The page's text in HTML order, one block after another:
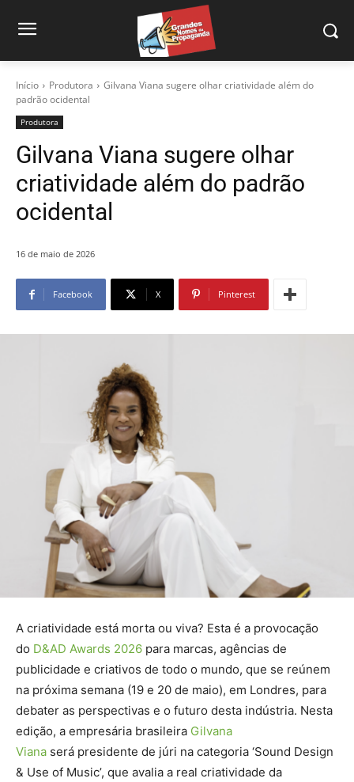
Início Produtora
Gilvana Viana sugere olhar criatividade além do
padrão ocidental
Produtora
Gilvana Viana sugere olhar
criatividade além do padrão
ocidental
16 de maio de 2026
Facebook X Pinterest
A criatividade está morta ou viva? Esta é a provocação
do D&AD Awards 2026 para marcas, agências de
publicidade e criativos de todo o mundo, que se reúnem
na próxima semana (19 e 20 de maio), em Londres, para
debater as perspectivas e o futuro desta indústria. Nesta
edição, a empresária brasileira Gilvana
Viana será presidente de júri na categoria ‘Sound Design
& Use of Music’, que avalia a real criatividade da